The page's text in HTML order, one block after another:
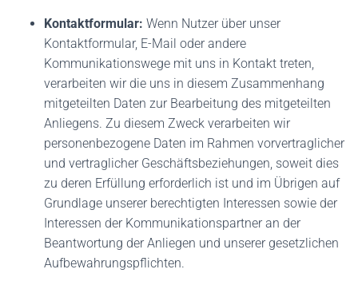
Kontaktformular: Wenn Nutzer über unser
Kontaktformular, E-Mail oder andere
Kommunikationswege mit uns in Kontakt treten,
verarbeiten wir die uns in diesem Zusammenhang
mitgeteilten Daten zur Bearbeitung des mitgeteilten
Anliegens. Zu diesem Zweck verarbeiten wir
personenbezogene Daten im Rahmen vorvertraglicher
und vertraglicher Geschäftsbeziehungen, soweit dies
zu deren Erfüllung erforderlich ist und im Übrigen auf
Grundlage unserer berechtigten Interessen sowie der
Interessen der Kommunikationspartner an der
Beantwortung der Anliegen und unserer gesetzlichen
Aufbewahrungspflichten.